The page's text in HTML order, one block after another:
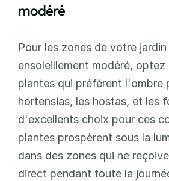
modéré
Pour les zones de votre
ensoleillement modéré, optez
plantes qui préfèrent l'ombre
hortensias, les hostas, et les
d'excellents choix pour ces
plantes prospèrent sous la
dans des zones qui ne
direct pendant toute la